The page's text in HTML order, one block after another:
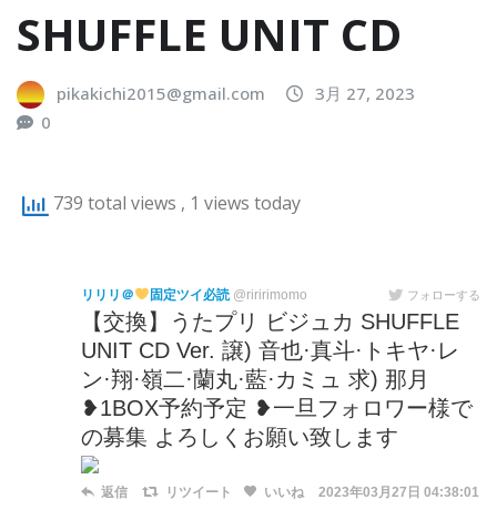
SHUFFLE UNIT CD
pikakichi2015@gmail.com
3月 27, 2023
0
739 total views , 1 views today
リリリ＠ 固定ツイ必読 @riririmomo フォローする
【交換】うたプリ ビジュカ SHUFFLE
UNIT CD Ver. 譲) 音也·真斗·トキヤ·レ
ン·翔·嶺二·蘭丸·藍·カミュ 求) 那月
❥1BOX予約予定 ❥一旦フォロワー様で
の募集 よろしくお願い致します
返信 リツイート いいね 2023年03月27日 04:38:01